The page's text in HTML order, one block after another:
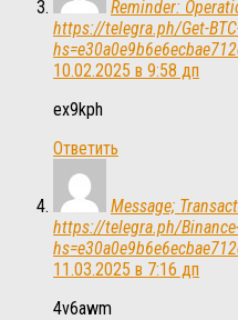
Reminder:
https://telegra.ph/Get-
10.02.2025 в 9:58 дп
ex9kph
Ответить
Message;
https://telegra.ph/
11.03.2025 в 7:16 дп
4v6awm